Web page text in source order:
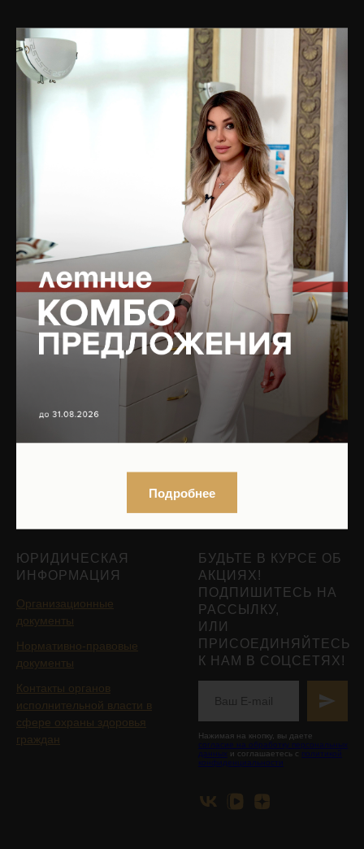
УСЛУГИ
Врачебный прием и
диагностика
Инъекционная
Терапевтическая
косметология
Коррекция фигуры
Сочетанные протоколы
Мужская косметология
Трихология
Гинекология
Записаться на приём
НАВИГАЦИЯ ПО
САЙТУ
Главная
Блог
Подписаться на рассылку
новостей
Услуги
БАДы
Магазин
Цены
Отзывы
Специалисты
О клинике
Оборудование
Юридическая информация
Вакансии
Контакты
ЮРИДИЧЕСКАЯ
ИНФОРМАЦИЯ
Организационные
документы
Нормативно-правовые
документы
Контакты органов
исполнительной власти в
сфере охраны здоровья
граждан
БУДЬТЕ В КУРСЕ ОБ
АКЦИЯХ!
ПОДПИШИТЕСЬ НА
РАССЫЛКУ,
ИЛИ
ПРИСОЕДИНЯЙТЕСЬ
К НАМ В СОЦСЕТЯХ!
Нажимая на кнопку, вы даете
согласие на обработку персональных
данных и соглашаетесь с политикой
конфиденциальности
Подробнее